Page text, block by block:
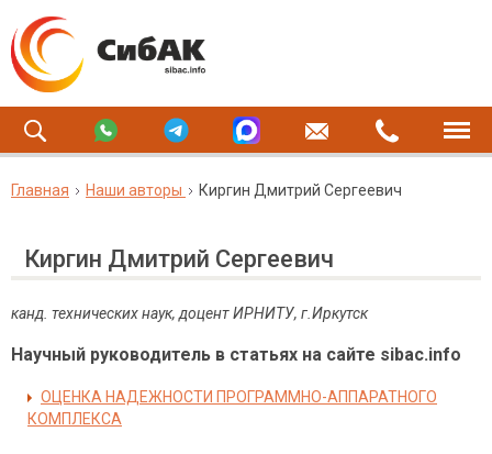
Главная Наши авторы Киргин Дмитрий Сергеевич
Киргин Дмитрий Сергеевич
канд. технических наук, доцент ИРНИТУ, г.Иркутск
Научный руководитель в статьях на сайте sibac.info
ОЦЕНКА НАДЕЖНОСТИ ПРОГРАММНО-АППАРАТНОГО
КОМПЛЕКСА